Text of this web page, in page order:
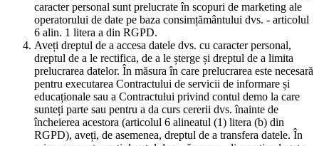
caracter personal sunt prelucrate în scopuri de marketing ale
operatorului de date pe baza consimțământului dvs. - articolul
6 alin. 1 litera a din RGPD.
Aveți dreptul de a accesa datele dvs. cu caracter personal,
dreptul de a le rectifica, de a le șterge și dreptul de a limita
prelucrarea datelor. În măsura în care prelucrarea este necesară
pentru executarea Contractului de servicii de informare și
educaționale sau a Contractului privind contul demo la care
sunteți parte sau pentru a da curs cererii dvs. înainte de
încheierea acestora (articolul 6 alineatul (1) litera (b) din
RGPD), aveți, de asemenea, dreptul de a transfera datele. În